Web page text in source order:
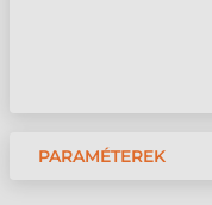
PARAMÉTEREK